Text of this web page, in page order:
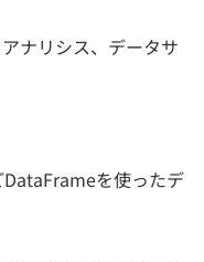
ナリシス、データサ
を使ったデ